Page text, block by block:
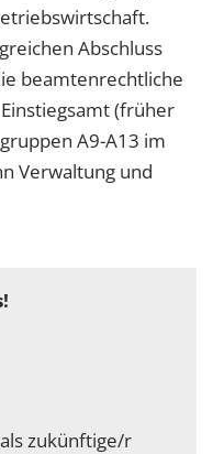
Abschluss
beamtenrechtliche
(früher
A9-A13 im
Verwaltung und
zukünftige/r